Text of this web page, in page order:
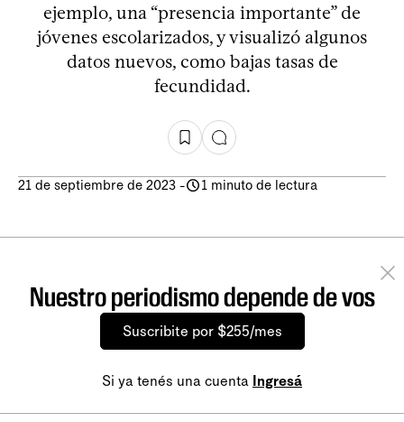
ejemplo, una “presencia importante” de
jóvenes escolarizados, y visualizó algunos
datos nuevos, como bajas tasas de
fecundidad.
21 de septiembre de 2023 - 1 minuto de lectura
Nuestro periodismo depende de vos
Suscribite por $255/mes
Si ya tenés una cuenta Ingresá